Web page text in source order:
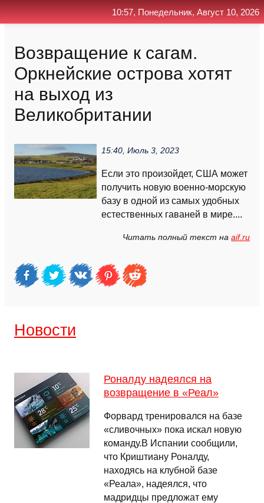
Возвращение к сагам.
Оркнейские острова хотят
на выход из
Великобритании
15:40, Июль 3, 2023
Если это произойдет, США может
получить новую военно-морскую
базу в одной из самых удобных
естественных гаваней в мире....
Читать полный текст на aif.ru
Новости
Роналду надеялся на
возвращение в «Реал»
Форвард тренировался на базе
«сливочных» пока искал новую
команду.В Испании сообщили,
что Криштиану Роналду,
находясь на клубной базе
«Реала», надеялся, что
мадридцы предложат ему
10:57, Понедельник, Август 10, 2026